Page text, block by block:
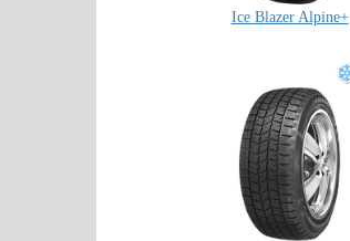
Ice Blazer Alpine+